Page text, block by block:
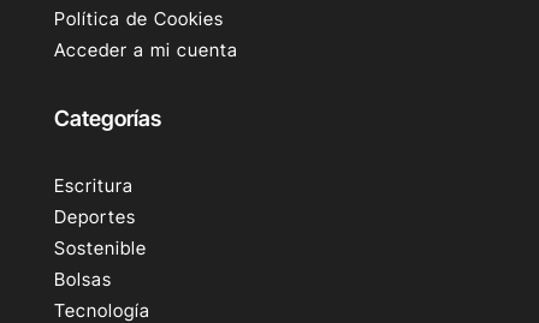
Política de Cookies
Acceder a mi cuenta
Categorías
Escritura
Deportes
Sostenible
Bolsas
Tecnología